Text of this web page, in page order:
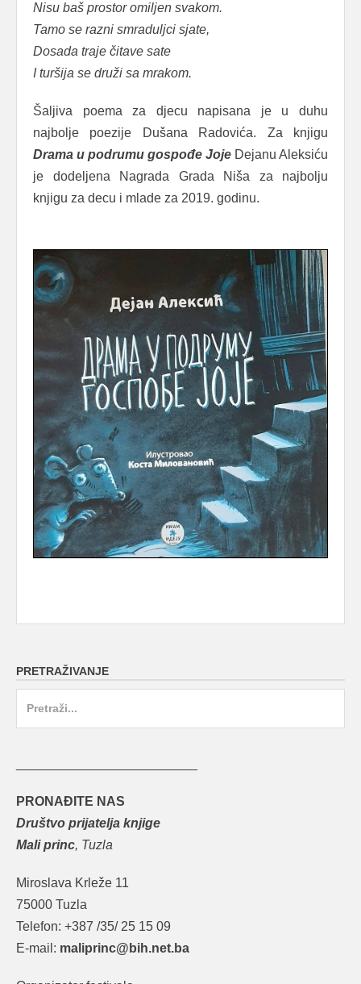
Nisu baš prostor omiljen svakom.
Tamo se razni smraduljci sjate,
Dosada traje čitave sate
I turšija se druži sa mrakom.
Šaljiva poema za djecu napisana je u duhu
najbolje poezije Dušana Radovića. Za knjigu
Drama u podrumu gospođe Joje Dejanu Aleksiću
je dodeljena Nagrada Grada Niša za najbolju
knjigu za decu i mlade za 2019. godinu.
PRETRAŽIVANJE
PRONAĐITE NAS
Društvo prijatelja knjige
Mali princ, Tuzla
Miroslava Krleže 11
75000 Tuzla
Telefon: +387 /35/ 25 15 09
E-mail: maliprinc@bih.net.ba